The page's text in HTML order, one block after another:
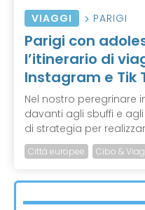
VIAGGI PARIGI
Parigi con
l’itinerario di
Instagram e Tik
Nel nostro peregrinare
davanti agli sbuffi e
di strategia per
Città europee Cibo &